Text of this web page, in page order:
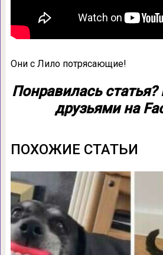
Они с Лило потрясающие!
Понравилась
друзьями на
ПОХОЖИЕ СТАТЬИ